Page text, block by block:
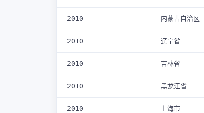
2010 内蒙古自治区
2010 辽宁省
2010 吉林省
2010 黑龙江省
2010 上海市